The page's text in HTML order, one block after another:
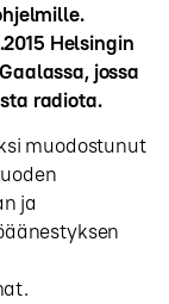
Helsingin
jossa
radiota.
muodostunut
ja